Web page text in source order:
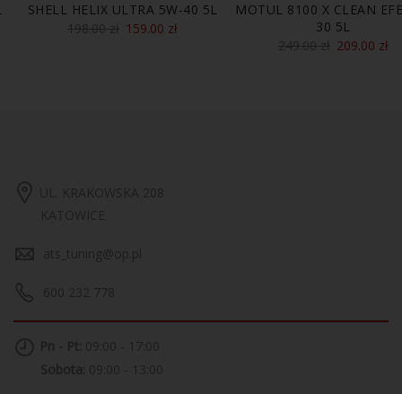
SHELL HELIX ULTRA 5W-40 5L
198.00zł 159.00 zł
MOTUL 8100 X CLEAN
30 5L
249.00zł 209.00 zł